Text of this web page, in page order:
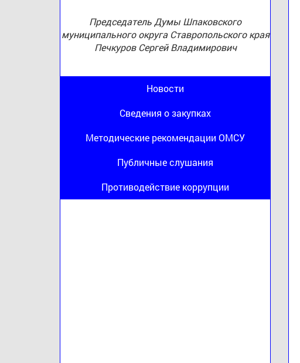
Председатель Думы Шпаковского
муниципального округа Ставропольского края
Печкуров Сергей Владимирович
Новости
Сведения о закупках
Методические рекомендации ОМСУ
Публичные слушания
Противодействие коррупции